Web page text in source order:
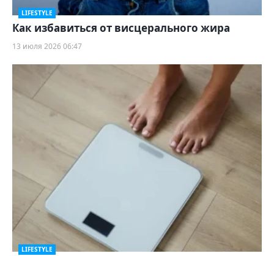
LIFESTYLE
Как избавиться от висцерального жира
13 июля 2026 06:47
LIFESTYLE